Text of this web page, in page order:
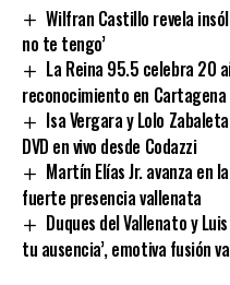
Wilfran Castillo revela
no te tengo’
La Reina 95.5 celebra 20
reconocimiento en Cartagena
Isa Vergara y Lolo
DVD en vivo desde Codazzi
Martín Elías Jr. avanza en
fuerte presencia vallenata
Duques del Vallenato y
tu ausencia’, emotiva fusión